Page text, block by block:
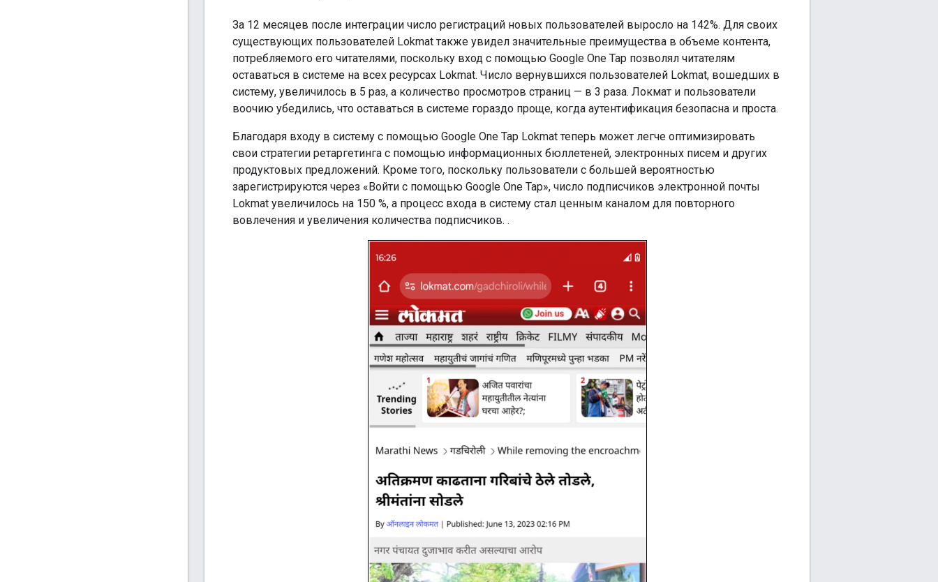
За 12 месяцев после интеграции число регистраций новых пользователей выросло на 142%. Для своих
существующих пользователей Lokmat также увидел значительные преимущества в объеме контента,
потребляемого его читателями, поскольку вход с помощью Google One Tap позволял читателям
оставаться в системе на всех ресурсах Lokmat. Число вернувшихся пользователей Lokmat, вошедших в
систему, увеличилось в 5 раз, а количество просмотров страниц — в 3 раза. Локмат и пользователи
воочию убедились, что оставаться в системе гораздо проще, когда аутентификация безопасна и проста.
Благодаря входу в систему с помощью Google One Tap Lokmat теперь может легче оптимизировать
свои стратегии ретаргетинга с помощью информационных бюллетеней, электронных писем и других
продуктовых предложений. Кроме того, поскольку пользователи с большей вероятностью
зарегистрируются через «Войти с помощью Google One Tap», число подписчиков электронной почты
Lokmat увеличилось на 150 %, а процесс входа в систему стал ценным каналом для повторного
вовлечения и увеличения количества подписчиков. .